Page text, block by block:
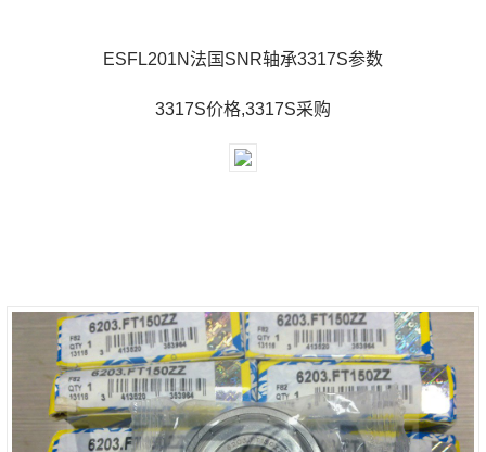
ESFL201N法国SNR轴承3317S参数
3317S价格,3317S采购